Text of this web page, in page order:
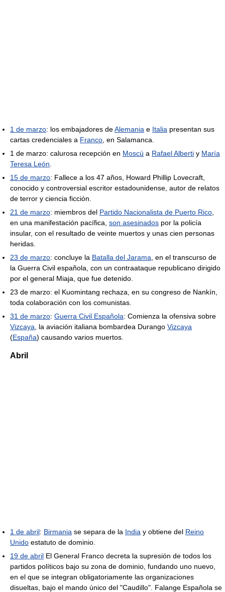
1 de marzo: los embajadores deAlemania e Italia presentan sus
cartas credenciales a Franco , en Salamanca.
1 de marzo: calurosa recepción en Moscú a Rafael Alberti y María
Teresa León
15 de marzo: Fallece a los 47 años, Howard Phillip Lovecraft,
conocido y controversial escritor estadounidense, autor de relatos
de terror y ciencia ficción.
21 de marzo: miembros del Partido Nacionalista de Puerto Rico
en una manifestación pacífica, son asesinados por la policía
insular, con el resultado de veinte muertos y unas cien personas
heridas.
23 de marzo: concluye la Batalla del Jarama , en el transcurso de
la Guerra Civil española, con un contraataque republicano dirigido
por el general Miaja, que fue detenido.
23 de marzo: el Kuomintang rechaza, en su congreso de Nankín,
toda colaboración con los comunistas.
31 de marzo: Guerra Civil Española: Comienza la ofensiva sobre
Vizcaya , la aviación italiana bombardea Durango Vizcaya
(España) causando varios muertos.
Abril
1 de abril: Birmania se separa de la India y obtiene del Reino
Unido estatuto de dominio.
19 de abril El General Franco decreta la supresión de todos los
partidos políticos bajo su zona de dominio, fundando uno nuevo,
en el que se integran obligatoriamente las organizaciones
disueltas, bajo el mando único del "Caudillo". Falange Española se